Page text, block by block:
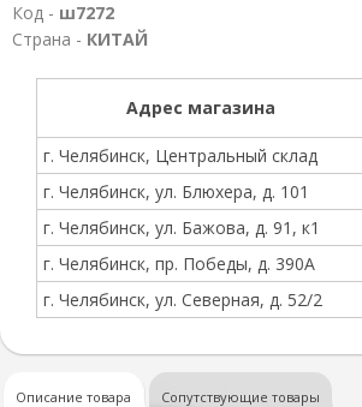
Код - ш7272
Страна - КИТАЙ
Адрес магазина
г. Челябинск, Центральный склад
г. Челябинск, ул. Блюхера, д. 101
г. Челябинск, ул. Бажова, д. 91, к1
г. Челябинск, пр. Победы, д. 390А
г. Челябинск, ул. Северная, д. 52/2
Описание товара Сопутствующие товары